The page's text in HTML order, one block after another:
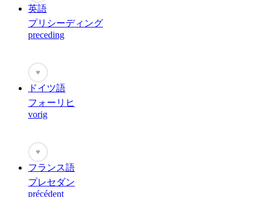
英語
プリシーディング
preceding
♥
ドイツ語
フォーリヒ
vorig
♥
フランス語
プレセダン
précédent